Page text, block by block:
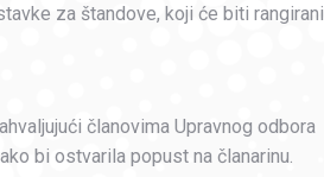
za štandove, koji će biti rangirani
članovima Upravnog odbora
bi ostvarila popust na članarinu.